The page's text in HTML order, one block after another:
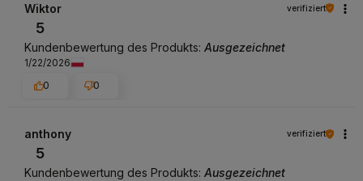
Wiktor verifiziert
5
Kundenbewertung des Produkts: Ausgezeichnet
1/22/2026
0
0
anthony verifiziert
5
Kundenbewertung des Produkts: Ausgezeichnet